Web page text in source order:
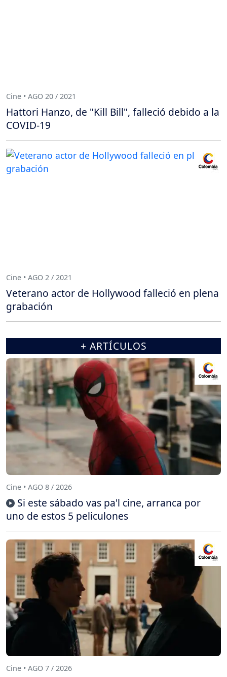
Cine • AGO 20 / 2021
Hattori Hanzo, de "Kill Bill", falleció debido a la
COVID-19
Cine • AGO 2 / 2021
Veterano actor de Hollywood falleció en plena
grabación
+ ARTÍCULOS
Cine • AGO 8 / 2026
Si este sábado vas pa'l cine, arranca por
uno de estos 5 peliculones
Cine • AGO 7 / 2026